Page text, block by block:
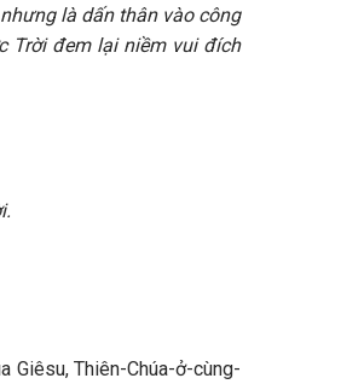
là dấn thân vào công
Trời đem lại niềm vui đích
Giêsu, Thiên-Chúa-ở-cùng-